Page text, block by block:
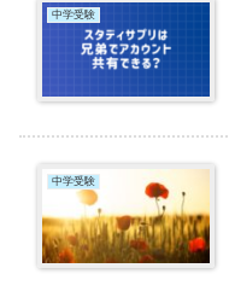
中学受験
中学受験